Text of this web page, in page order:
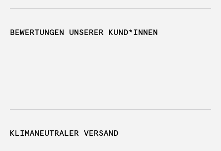
BEWERTUNGEN UNSERER KUND*INNEN
KLIMANEUTRALER VERSAND